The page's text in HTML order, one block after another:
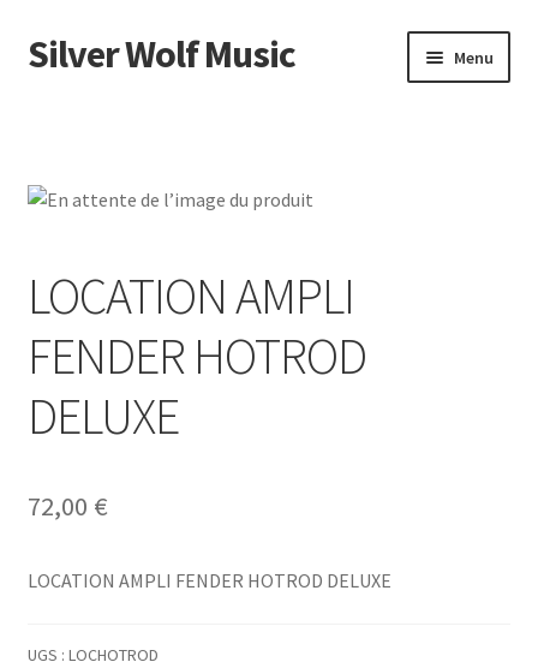
Aller
à
Aller
au
Silver Wolf Music Menu
Mon compte
LOCATION AMPLI
FENDER HOTROD
DELUXE
72,00 €
LOCATION AMPLI FENDER HOTROD DELUXE
UGS : LOCHOTROD